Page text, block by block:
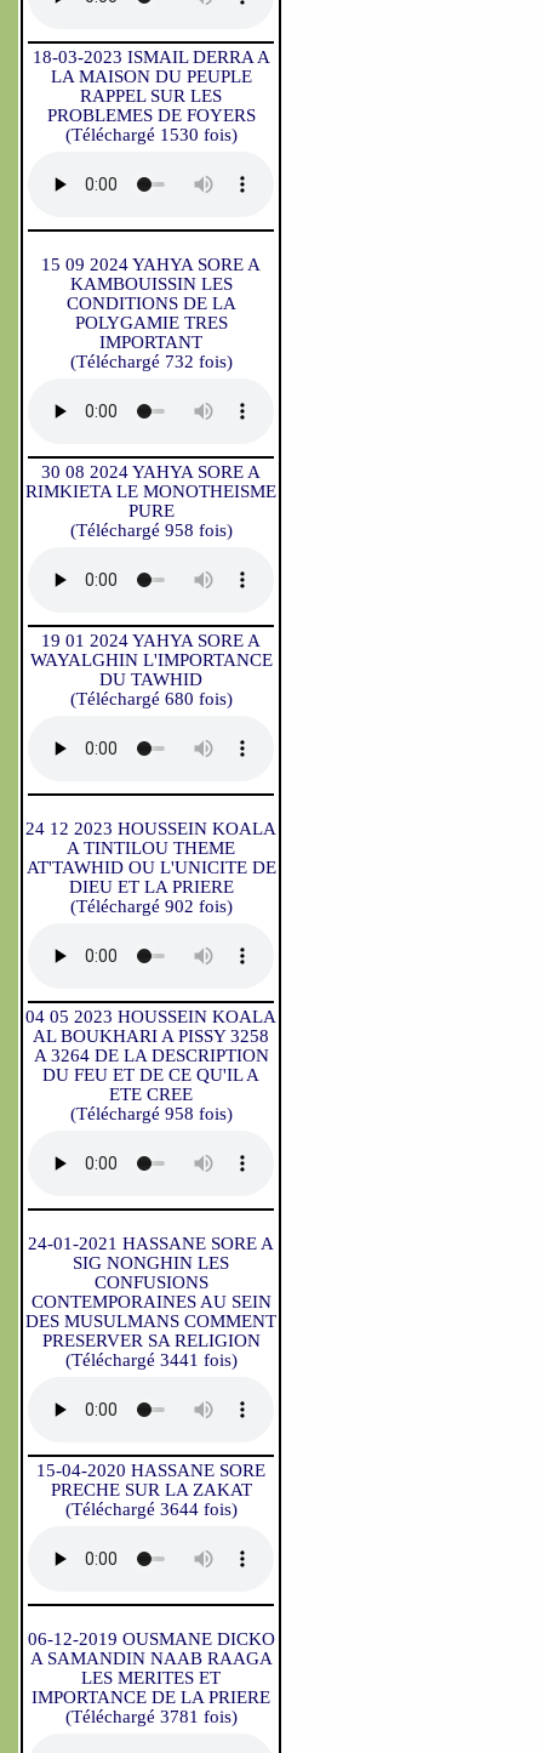
18-03-2023 ISMAIL DERRA A
LA MAISON DU PEUPLE
RAPPEL SUR LES
PROBLEMES DE FOYERS
(Téléchargé 1530 fois)
15 09 2024 YAHYA SORE A
KAMBOUISSIN LES
CONDITIONS DE LA
POLYGAMIE TRES
IMPORTANT
(Téléchargé 732 fois)
30 08 2024 YAHYA SORE A
RIMKIETA LE MONOTHEISME
PURE
(Téléchargé 958 fois)
19 01 2024 YAHYA SORE A
WAYALGHIN L'IMPORTANCE
DU TAWHID
(Téléchargé 680 fois)
24 12 2023 HOUSSEIN KOALA
A TINTILOU THEME
AT'TAWHID OU L'UNICITE DE
DIEU ET LA PRIERE
(Téléchargé 902 fois)
04 05 2023 HOUSSEIN KOALA
AL BOUKHARI A PISSY 3258
A 3264 DE LA DESCRIPTION
DU FEU ET DE CE QU'IL A
ETE CREE
(Téléchargé 958 fois)
24-01-2021 HASSANE SORE A
SIG NONGHIN LES
CONFUSIONS
CONTEMPORAINES AU SEIN
DES MUSULMANS COMMENT
PRESERVER SA RELIGION
(Téléchargé 3441 fois)
15-04-2020 HASSANE SORE
PRECHE SUR LA ZAKAT
(Téléchargé 3644 fois)
06-12-2019 OUSMANE DICKO
A SAMANDIN NAAB RAAGA
LES MERITES ET
IMPORTANCE DE LA PRIERE
(Téléchargé 3781 fois)